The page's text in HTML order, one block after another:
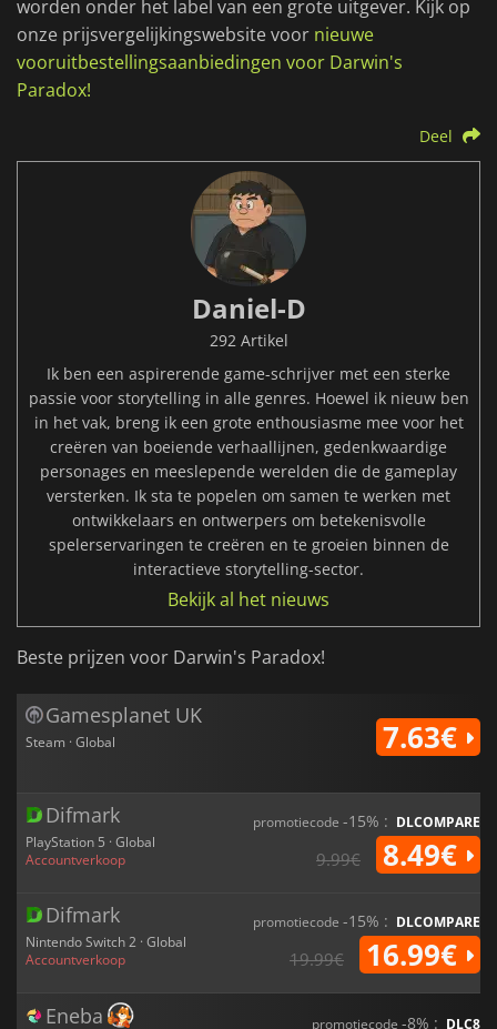
worden onder het label van een grote uitgever. Kijk op
onze prijsvergelijkingswebsite voor nieuwe
vooruitbestellingsaanbiedingen voor Darwin's
Paradox!
Deel
Daniel-D
292 Artikel
Ik ben een aspirerende game-schrijver met een sterke
passie voor storytelling in alle genres. Hoewel ik nieuw ben
in het vak, breng ik een grote enthousiasme mee voor het
creëren van boeiende verhaallijnen, gedenkwaardige
personages en meeslepende werelden die de gameplay
versterken. Ik sta te popelen om samen te werken met
ontwikkelaars en ontwerpers om betekenisvolle
spelerservaringen te creëren en te groeien binnen de
interactieve storytelling-sector.
Bekijk al het nieuws
Beste prijzen voor Darwin's Paradox!
Gamesplanet UK
Steam · Global 7.63€
Difmark
PlayStation 5 · Global
Accountverkoop
promotiecode -15% : DLCOMPARE
9.99€ 8.49€
Difmark
Nintendo Switch 2 · Global
Accountverkoop
promotiecode -15% : DLCOMPARE
19.99€ 16.99€
Eneba promotiecode -8% : DLC8